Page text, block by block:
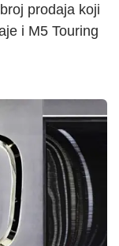
prodaja koji
i M5 Touring